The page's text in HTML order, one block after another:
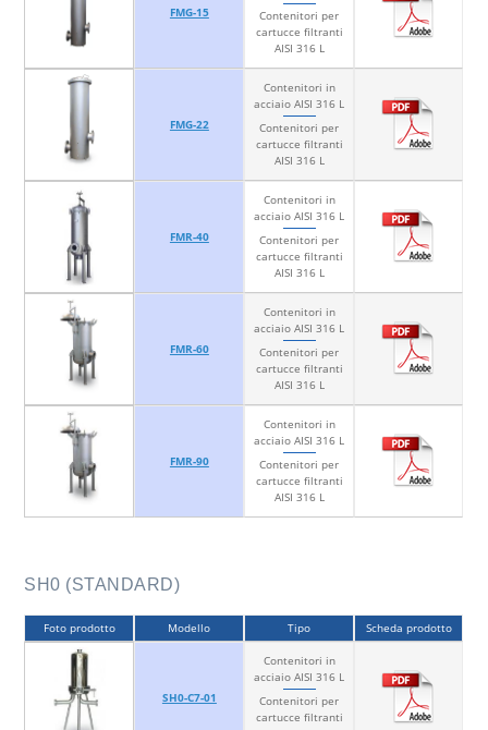
FMG-15
Contenitori per
cartucce filtranti
AISI 316 L
FMG-22
Contenitori in
acciaio AISI 316 L
Contenitori per
cartucce filtranti
AISI 316 L
FMR-40
Contenitori in
acciaio AISI 316 L
Contenitori per
cartucce filtranti
AISI 316 L
FMR-60
Contenitori in
acciaio AISI 316 L
Contenitori per
cartucce filtranti
AISI 316 L
FMR-90
Contenitori in
acciaio AISI 316 L
Contenitori per
cartucce filtranti
AISI 316 L
SH0 (STANDARD)
Foto prodotto Modello Tipo Scheda prodotto
SH0-C7-01
Contenitori in
acciaio AISI 316 L
Contenitori per
cartucce filtranti